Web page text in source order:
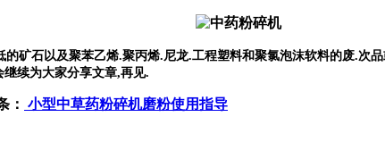
矿石以及聚苯乙烯.聚丙烯.尼龙.工程塑料和聚氯泡沫软料的废.次
续为大家分享文章,再见.
： 小型中草药粉碎机磨粉使用指导